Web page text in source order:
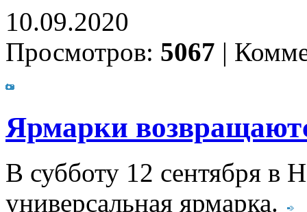
10.09.2020
Просмотров: 5067 |
Ярмарки
В субботу 12 сентября в
универсальная ярмарка.